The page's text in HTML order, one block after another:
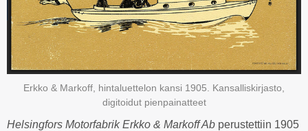
Erkko & Markoff, hintaluettelon kansi 1905. Kansalliskirjasto,
digitoidut pienpainatteet
Helsingfors Motorfabrik Erkko & Markoff Ab perustettiin 1905